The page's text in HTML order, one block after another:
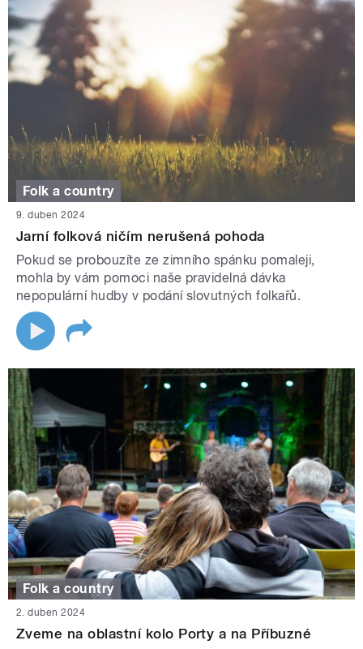
Folk a country
9. duben 2024
Jarní folková ničím nerušená pohoda
Pokud se probouzíte ze zimního spánku pomaleji,
mohla by vám pomoci naše pravidelná dávka
nepopulární hudby v podání slovutných folkařů.
Folk a country
2. duben 2024
Zveme na oblastní kolo Porty a na Příbuzné